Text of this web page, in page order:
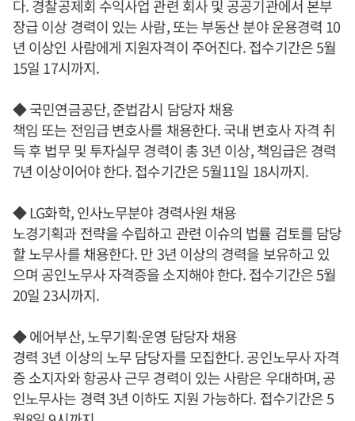
다. 경찰공제회 수익사업 관련 회사 및 공공기관에서 본부
장급 이상 경력이 있는 사람, 또는 부동산 분야 운용경력 10
년 이상인 사람에게 지원자격이 주어진다. 접수기간은 5월
15일 17시까지.
◆ 국민연금공단, 준법감시 담당자 채용
책임 또는 전임급 변호사를 채용한다. 국내 변호사 자격 취
득 후 법무 및 투자실무 경력이 총 3년 이상, 책임급은 경력
7년 이상이어야 한다. 접수기간은 5월11일 18시까지.
◆ LG화학, 인사노무분야 경력사원 채용
노경기획과 전략을 수립하고 관련 이슈의 법률 검토를 담당
할 노무사를 채용한다. 만 3년 이상의 경력을 보유하고 있
으며 공인노무사 자격증을 소지해야 한다. 접수기간은 5월
20일 23시까지.
◆ 에어부산, 노무기획·운영 담당자 채용
경력 3년 이상의 노무 담당자를 모집한다. 공인노무사 자격
증 소지자와 항공사 근무 경력이 있는 사람은 우대하며, 공
인노무사는 경력 3년 이하도 지원 가능하다. 접수기간은 5